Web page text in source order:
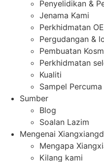
Penyelidikan &
Jenama Kami
Perkhidmatan
Pergudangan &
Pembuatan
Perkhidmatan
Kualiti
Sampel Percuma
Sumber
Blog
Soalan Lazim
Mengenai
Mengapa
Kilang kami